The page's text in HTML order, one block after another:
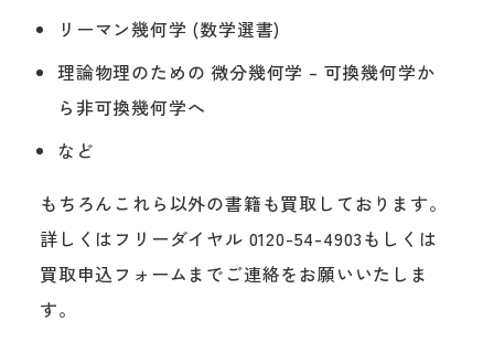
リーマン幾何学 (数学選書)
理論物理のための 微分幾何学 – 可換幾何学か
ら非可換幾何学へ
など
もちろんこれら以外の書籍も買取しております。
詳しくはフリーダイヤル 0120-54-4903もしくは
買取申込フォームまでご連絡をお願いいたしま
す。